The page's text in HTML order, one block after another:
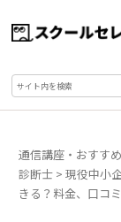
通信講座・おすす
診断士 >現役中小
きる？料金、口コ